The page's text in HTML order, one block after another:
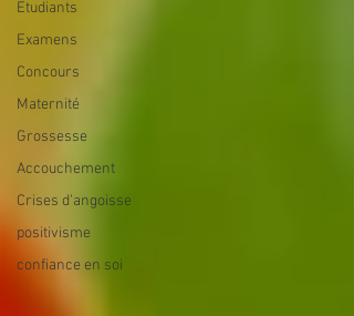
Etudiants
Examens
Concours
Maternité
Grossesse
Accouchement
Crises d'angoisse
positivisme
confiance en soi